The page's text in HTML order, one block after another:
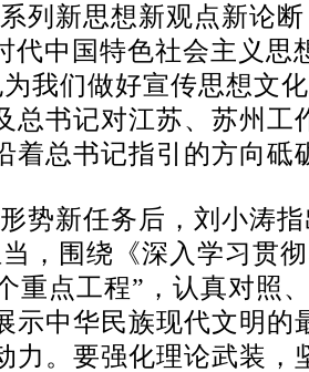
列新思想新观点新论
中国特色社会主义思
我们做好宣传思想文
书记对江苏、苏州工
总书记指引的方向砥
势新任务后，刘小涛
，围绕《深入学习贯
重点工程”，认真对照
中华民族现代文明的
。要强化理论武装，